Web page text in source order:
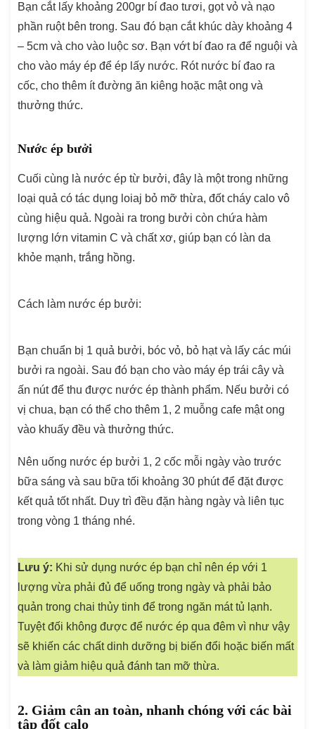
Bạn cắt lấy khoảng 200gr bí đao tươi, gọt vỏ và nạo
phần ruột bên trong. Sau đó bạn cắt khúc dày khoảng 4
– 5cm và cho vào luộc sơ. Bạn vớt bí đao ra để nguội và
cho vào máy ép để ép lấy nước. Rót nước bí đao ra
cốc, cho thêm ít đường ăn kiêng hoặc mật ong và
thưởng thức.
Nước ép bưởi
Cuối cùng là nước ép từ bưởi, đây là một trong những
loại quả có tác dụng loiaj bỏ mỡ thừa, đốt cháy calo vô
cùng hiệu quả. Ngoài ra trong bưởi còn chứa hàm
lượng lớn vitamin C và chất xơ, giúp bạn có làn da
khỏe mạnh, trắng hồng.
Cách làm nước ép bưởi:
Bạn chuẩn bị 1 quả bưởi, bóc vỏ, bỏ hạt và lấy các múi
bưởi ra ngoài. Sau đó bạn cho vào máy ép trái cây và
ấn nút để thu được nước ép thành phẩm. Nếu bưởi có
vị chua, bạn có thể cho thêm 1, 2 muỗng cafe mật ong
vào khuấy đều và thưởng thức.
Nên uống nước ép bưởi 1, 2 cốc mỗi ngày vào trước
bữa sáng và sau bữa tối khoảng 30 phút để đặt được
kết quả tốt nhất. Duy trì đều đặn hàng ngày và liên tục
trong vòng 1 tháng nhé.
Lưu ý: Khi sử dụng nước ép bạn chỉ nên ép với 1
lượng vừa phải đủ để uống trong ngày và phải bảo
quản trong chai thủy tinh để trong ngăn mát tủ lạnh.
Tuyệt đối không được để nước ép qua đêm vì như vậy
sẽ khiến các chất dinh dưỡng bị biến đổi hoặc biến mất
và làm giảm hiệu quả đánh tan mỡ thừa.
2. Giảm cân an toàn, nhanh chóng với các bài
tập đốt calo